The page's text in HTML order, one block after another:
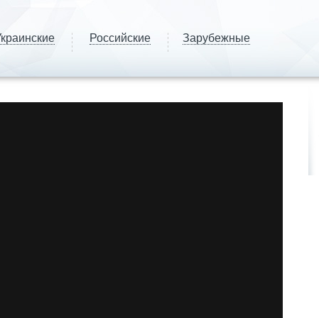
Российские Зарубежные